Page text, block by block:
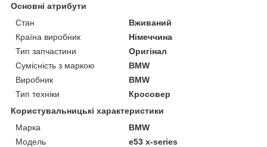
Основні атрибути
Стан
Вживаний
Країна виробник
Німеччина
Тип запчастини
Оригінал
Сумісність з маркою
BMW
Виробник
BMW
Тип техніки
Кросовер
Користувальницькі характеристики
Марка
BMW
Модель
e53 x-series